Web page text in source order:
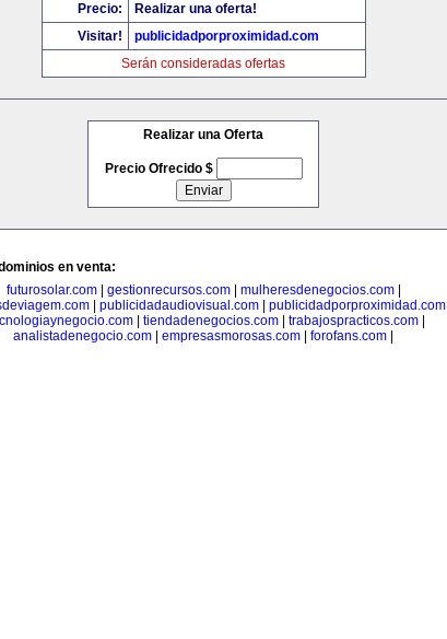
Precio:
Realizar una oferta!
Visitar!
publicidadporproximidad.com
Serán consideradas ofertas
Realizar una Oferta
Precio Ofrecido $
en venta:
futurosolar.com| gestionrecursos.com| mulheresdenegocios.com|
| publicidadaudiovisual.com| publicidadporproximidad.com
tiendadenegocios.com trabajospracticos.com
analistadenegocio.com
empresasmorosas.com forofans.com